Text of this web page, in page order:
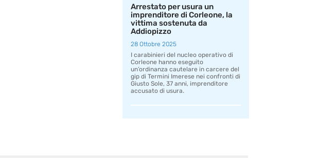
Arrestato per usura un
imprenditore di Corleone, la
vittima sostenuta da
Addiopizzo
28 Ottobre 2025
I carabinieri del nucleo operativo di
Corleone hanno eseguito
un’ordinanza cautelare in carcere del
gip di Termini Imerese nei confronti di
Giusto Sole, 37 anni, imprenditore
accusato di usura.